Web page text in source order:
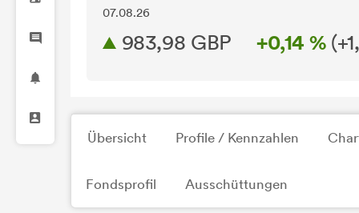
07.08.26
983,98 GBP +0,14 % (
Übersicht Profile / Kennzahlen
Fondsprofil Ausschüttungen